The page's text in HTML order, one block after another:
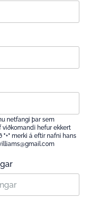
netfangi þar sem
viðkomandi hefur ekkert
merki á eftir nafni hans